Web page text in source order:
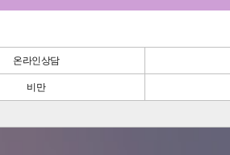
온라인상담
비만